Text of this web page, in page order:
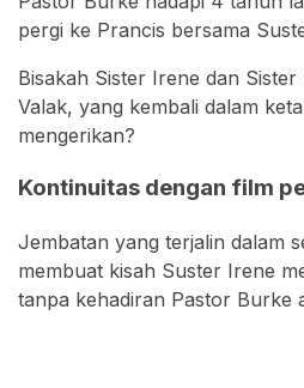
pergi ke Prancis bersama
Bisakah Sister Irene dan
Valak, yang kembali dalam
mengerikan?
Kontinuitas dengan film
Jembatan yang terjalin dalam
membuat kisah Suster Irene
tanpa kehadiran Pastor Burke